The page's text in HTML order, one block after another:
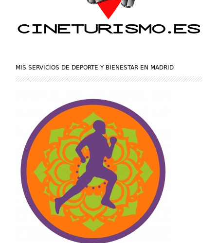
MIS SERVICIOS DE DEPORTE Y BIENESTAR EN MADRID